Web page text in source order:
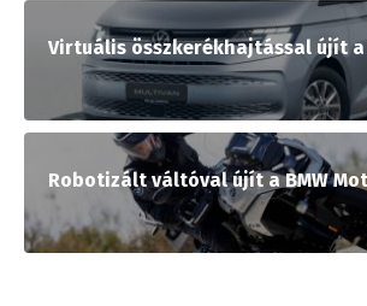
Virtuális összkerékhajtással újít
Robotizált váltóval újít a BMW